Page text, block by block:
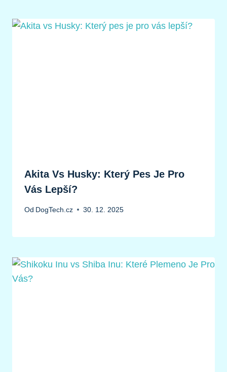
Akita Vs Husky: Který Pes Je Pro
Vás Lepší?
Od DogTech.cz 30. 12. 2025